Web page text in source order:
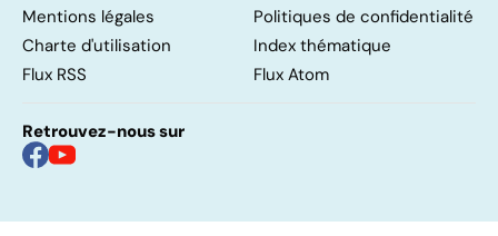
Mentions légales
Politiques de confidentialité
Charte d'utilisation
Index thématique
Flux RSS
Flux Atom
Retrouvez-nous sur